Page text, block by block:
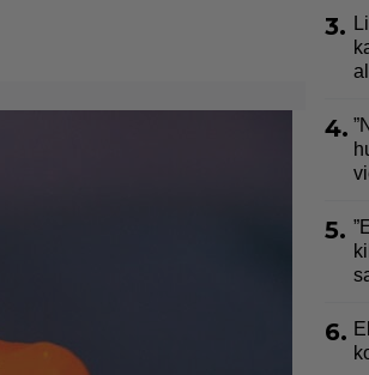
3.
4.
5.
6.